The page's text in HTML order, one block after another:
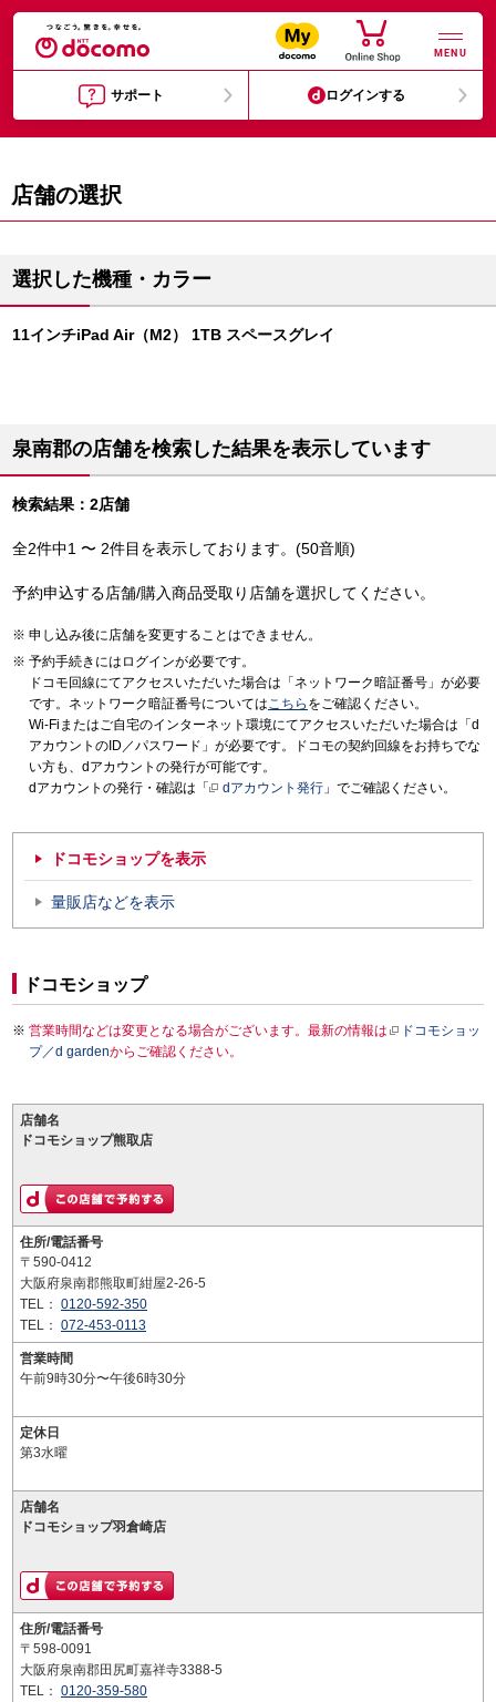
MENU
サポート ログインする
店舗の選択
選択した機種・カラー
11インチiPad Air（M2） 1TB スペースグレイ
泉南郡の店舗を検索した結果を表示しています
検索結果：2店舗
全2件中1 〜 2件目を表示しております。(50音順)
予約申込する店舗/購入商品受取り店舗を選択してください。
申し込み後に店舗を変更することはできません。
予約手続きにはログインが必要です。
ドコモ回線にてアクセスいただいた場合は「ネットワーク暗証番号」が必要
です。ネットワーク暗証番号についてはこちら をご確認ください。
Wi-Fiまたはご自宅のインターネット環境にてアクセスいただいた場合は「d
アカウントのID／パスワード」が必要です。ドコモの契約回線をお持ちでな
い方も、dアカウントの発行が可能です。
dアカウントの発行・確認は「
dアカウント発行 」でご確認ください。
ドコモショップを表示
量販店などを表示
ドコモショップ
営業時間などは変更となる場合がございます。最新の情報は
ドコモショッ
プ／d gardenからご確認ください。
店舗名
ドコモショップ熊取店
住所/電話番号
〒590-0412
大阪府泉南郡熊取町紺屋2-26-5
TEL： 0120-592-350
TEL： 072-453-0113
営業時間
午前9時30分〜午後6時30分
定休日
第3水曜
店舗名
ドコモショップ羽倉崎店
住所/電話番号
〒598-0091
大阪府泉南郡田尻町嘉祥寺3388-5
TEL： 0120-359-580